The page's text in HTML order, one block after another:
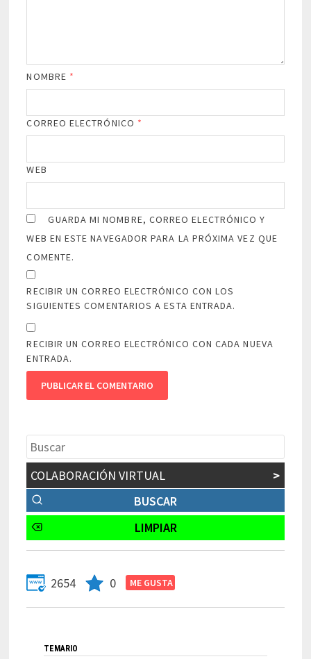
NOMBRE *
CORREO ELECTRÓNICO *
WEB
GUARDA MI NOMBRE, CORREO ELECTRÓNICO Y
WEB EN ESTE NAVEGADOR PARA LA PRÓXIMA VEZ QUE
COMENTE.
RECIBIR UN CORREO ELECTRÓNICO CON LOS
SIGUIENTES COMENTARIOS A ESTA ENTRADA.
RECIBIR UN CORREO ELECTRÓNICO CON CADA NUEVA
ENTRADA.
COLABORACIÓN VIRTUAL >
2654 0
TEMARIO